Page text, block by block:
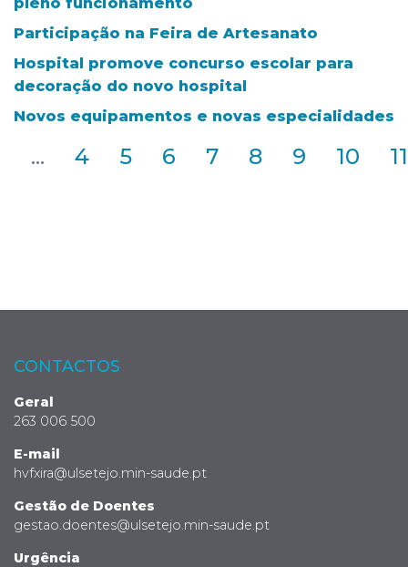
Participação na Feira de Artesanato
Hospital promove concurso escolar para
decoração do novo hospital
Novos equipamentos e novas especialidades
... 4 5 6 7 8 9 10 11
CONTACTOS
Geral
263 006 500
E-mail
hvfxira@ulsetejo.min-saude.pt
Gestão de Doentes
gestao.doentes@ulsetejo.min-saude.pt
Urgência